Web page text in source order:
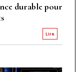
durable pour
Lire